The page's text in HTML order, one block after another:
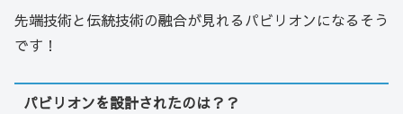
先端技術と伝統技術の融合が見れるパビリオンになるそう
です！
パビリオンを設計されたのは？？